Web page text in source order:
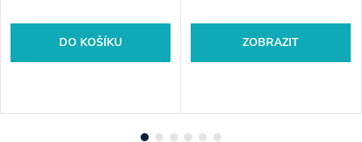
Připravili jsme pro Vás naše Vouchery, které můžete dát své
Voucher může být uplatněn jak na webu golfshop4you.cz,
DO KOŠÍKU ZOBRAZIT